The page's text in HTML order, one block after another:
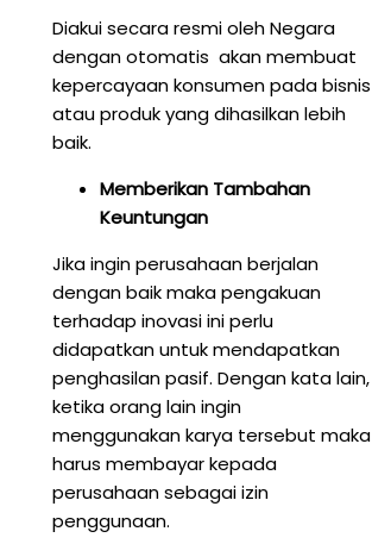
Diakui secara resmi oleh Negara
dengan otomatis akan membuat
kepercayaan konsumen pada bisnis
atau produk yang dihasilkan lebih
baik.
Memberikan Tambahan
Keuntungan
Jika ingin perusahaan berjalan
dengan baik maka pengakuan
terhadap inovasi ini perlu
didapatkan untuk mendapatkan
penghasilan pasif. Dengan kata lain,
ketika orang lain ingin
menggunakan karya tersebut maka
harus membayar kepada
perusahaan sebagai izin
penggunaan.